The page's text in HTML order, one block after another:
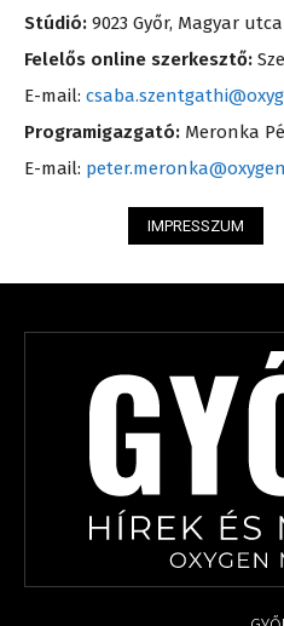
Stúdió: 9023 Győr, Magyar utca
Felelős online szerkesztő:
E-mail:
Programigazgató: Meronka
E-mail:
IMPRESSZUM